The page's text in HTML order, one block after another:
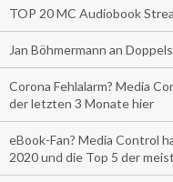
TOP 20 MC Audiobook
Jan Böhmermann an
Corona Fehlalarm? Media
der letzten 3 Monate hier
eBook-Fan? Media Control
2020 und die Top 5 der